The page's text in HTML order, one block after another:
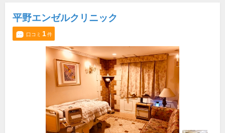
平野エンゼルクリニック
口コミ 1件